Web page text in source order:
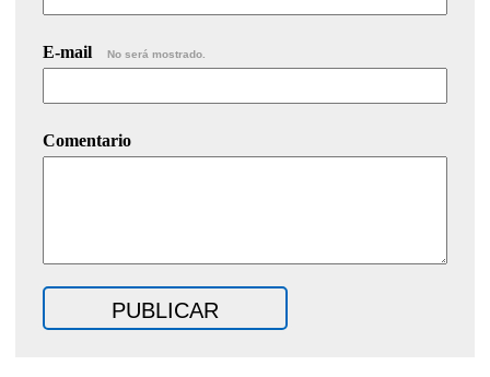
E-mail No será mostrado.
Comentario